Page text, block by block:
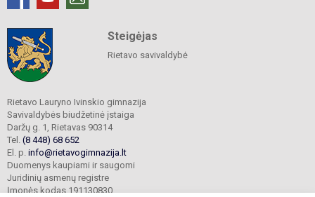
Steigėjas
Rietavo savivaldybė
Rietavo Lauryno Ivinskio gimnazija
Savivaldybės biudžetinė įstaiga
Daržų g. 1, Rietavas 90314
Tel. (8 448) 68 652
El. p. info@rietavogimnazija.lt
Duomenys kaupiami ir saugomi
Juridinių asmenų registre
Įmonės kodas 191130830